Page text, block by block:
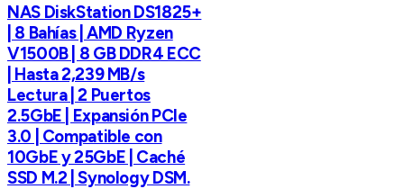
NAS DiskStation DS1825+
| 8 Bahías | AMD Ryzen
V1500B | 8 GB DDR4 ECC
| Hasta 2,239 MB/s
Lectura | 2 Puertos
2.5GbE | Expansión PCIe
3.0 | Compatible con
10GbE y 25GbE | Caché
SSD M.2 | Synology DSM.